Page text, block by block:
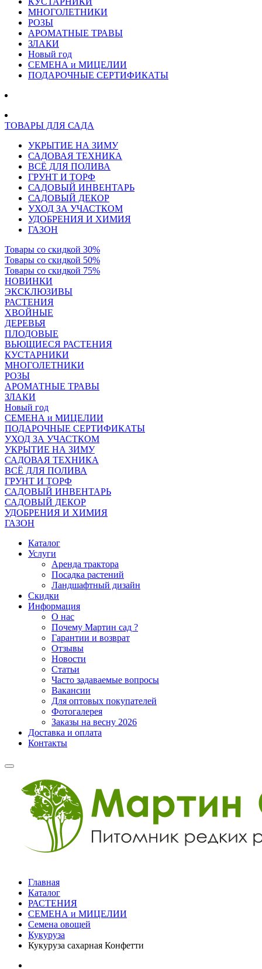
МНОГОЛЕТНИКИ
РОЗЫ
АРОМАТНЫЕ ТРАВЫ
ЗЛАКИ
Новый год
СЕМЕНА и МИЦЕЛИИ
ПОДАРОЧНЫЕ СЕРТИФИКАТЫ
ТОВАРЫ ДЛЯ САДА
УКРЫТИЕ НА ЗИМУ
САДОВАЯ ТЕХНИКА
ВСЁ ДЛЯ ПОЛИВА
ГРУНТ И ТОРФ
САДОВЫЙ ИНВЕНТАРЬ
САДОВЫЙ ДЕКОР
УХОД ЗА УЧАСТКОМ
УДОБРЕНИЯ И ХИМИЯ
ГАЗОН
Товары со скидкой 30%
Товары со скидкой 50%
Товары со скидкой 75%
НОВИНКИ
ЭКСКЛЮЗИВЫ
РАСТЕНИЯ
ХВОЙНЫЕ
ДЕРЕВЬЯ
ПЛОДОВЫЕ
ВЬЮЩИЕСЯ РАСТЕНИЯ
КУСТАРНИКИ
МНОГОЛЕТНИКИ
РОЗЫ
АРОМАТНЫЕ ТРАВЫ
ЗЛАКИ
Новый год
СЕМЕНА и МИЦЕЛИИ
ПОДАРОЧНЫЕ СЕРТИФИКАТЫ
УХОД ЗА УЧАСТКОМ
УКРЫТИЕ НА ЗИМУ
САДОВАЯ ТЕХНИКА
ВСЁ ДЛЯ ПОЛИВА
ГРУНТ И ТОРФ
САДОВЫЙ ИНВЕНТАРЬ
САДОВЫЙ ДЕКОР
УДОБРЕНИЯ И ХИМИЯ
ГАЗОН
Каталог
Услуги
Аренда трактора
Посадка растений
Ландшафтный дизайн
Скидки
Информация
О нас
Почему Мартин сад ?
Гарантии и возврат
Отзывы
Новости
Статьи
Часто задаваемые вопросы
Вакансии
Для оптовых покупателей
Фотогалерея
Заказы на весну 2026
Доставка и оплата
Контакты
Главная
Каталог
РАСТЕНИЯ
СЕМЕНА и МИЦЕЛИИ
Семена овощей
Кукуруза
Кукуруза сахарная Конфетти